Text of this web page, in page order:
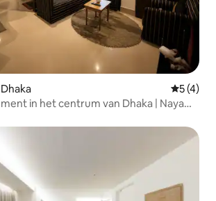
5 (4)
in het centrum van Dhaka | Naya